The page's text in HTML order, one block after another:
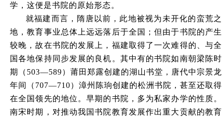
学，这便是书院的原始形态。
就福建而言，隋唐以前，此地被视为未开化的蛮荒之
地，教育事业总体上远远落后于全国；但由于书院的产生
较晚，故在书院的发展上，福建取得了一次难得的、与全
国各地保持同步发展的良机。其中有的书院如南朝梁陈时
期（ 503—589）莆田郑露创建的湖山书堂，唐代中宗景龙
年间（707—710）漳州陈珦创建的松洲书院，甚至还取得
在全国领先的地位。早期的书院，多为私家办学的性质。
南宋时期，对推动我国书院教育发展作出重大贡献的教育